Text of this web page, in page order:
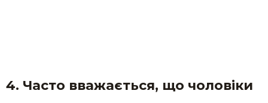
4. Часто вважається, що чоловіки